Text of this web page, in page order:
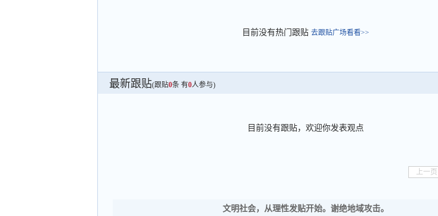
目前没有热门跟贴 去跟贴广场看看>>
最新跟贴(跟贴0条 有0人参与)
目前没有跟贴，欢迎你发表观点
上一页
文明社会，从理性发贴开始。谢绝地域攻击。